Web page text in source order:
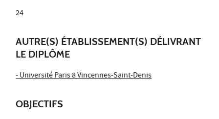
24
AUTRE(S) ÉTABLISSEMENT(S) DÉLIVRANT
LE DIPLÔME
- Université Paris 8 Vincennes-Saint-Denis
OBJECTIFS